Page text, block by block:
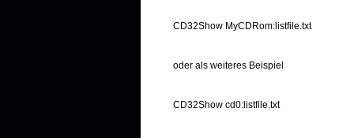
CD32Show MyCDRom:listfile.txt
oder als weiteres Beispiel
CD32Show cd0:listfile.txt